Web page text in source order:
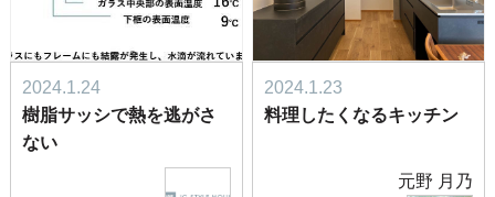
2024.1.24
樹脂サッシで熱を逃がさ
ない
2024.1.23
料理したくなるキッチン
元野 月乃